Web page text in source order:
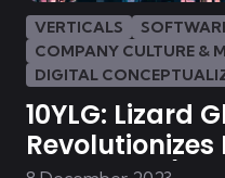
VERTICALS
COMPANY CULTURE &
DIGITAL
10YLG: Lizard
Revolutionizes